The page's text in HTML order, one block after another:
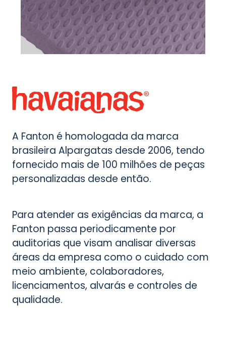
A Fanton é homologada da marca
brasileira Alpargatas desde 2006, tendo
fornecido mais de 100 milhões de peças
personalizadas desde então.
Para atender as exigências da marca, a
Fanton passa periodicamente por
auditorias que visam analisar diversas
áreas da empresa como o cuidado com
meio ambiente, colaboradores,
licenciamentos, alvarás e controles de
qualidade.